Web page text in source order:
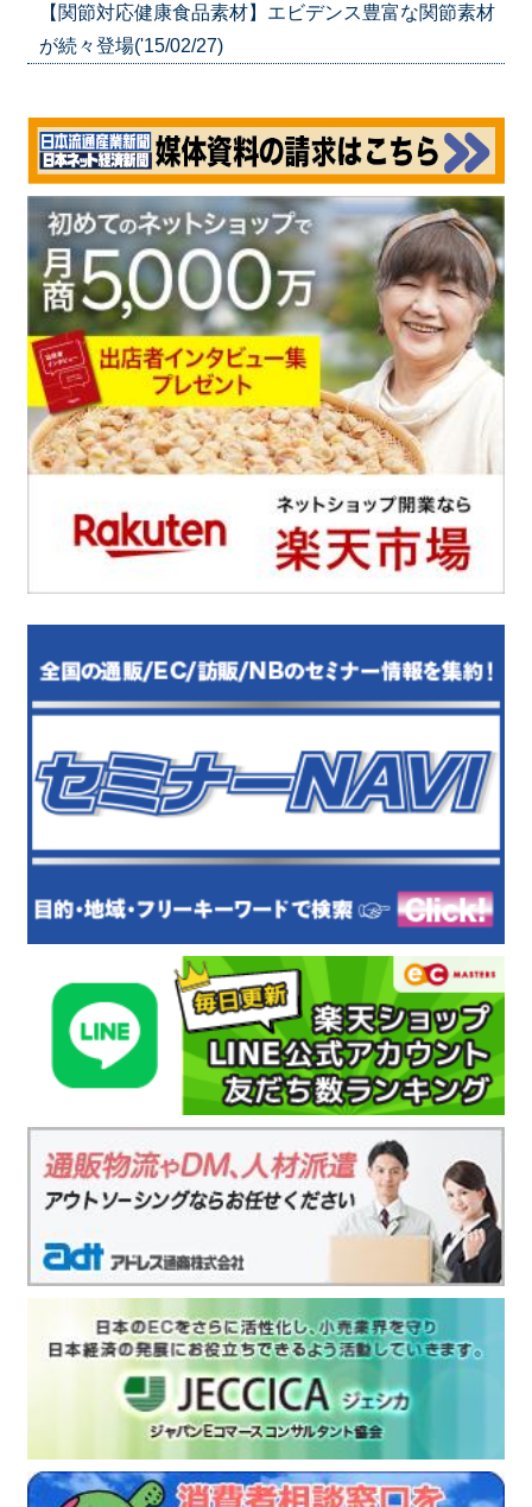
【関節対応健康食品素材】エビデンス豊富な関節素材
が続々登場('15/02/27)